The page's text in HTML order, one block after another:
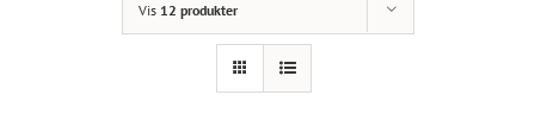
Vis 12 produkter